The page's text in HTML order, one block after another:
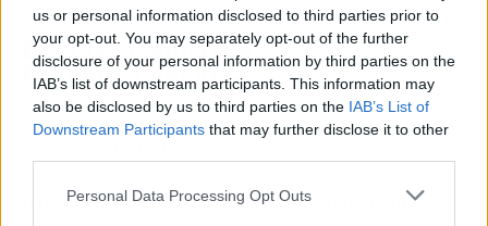
us or personal information disclosed to third parties prior to
your opt-out. You may separately opt-out of the further
disclosure of your personal information by third parties on the
IAB’s list of downstream participants. This information may
also be disclosed by us to third parties on the IAB’s List of
Downstream Participants that may further disclose it to other
Personal Data Processing Opt Outs
De qué se encarga
FarmaciaMarket.es
La farmacia se encarga de, o tiene como misión,
plataforma diseñada para ser fácil de usar.